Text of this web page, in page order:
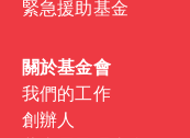
緊急援助基金
關於基金會
我們的工作
創辦人